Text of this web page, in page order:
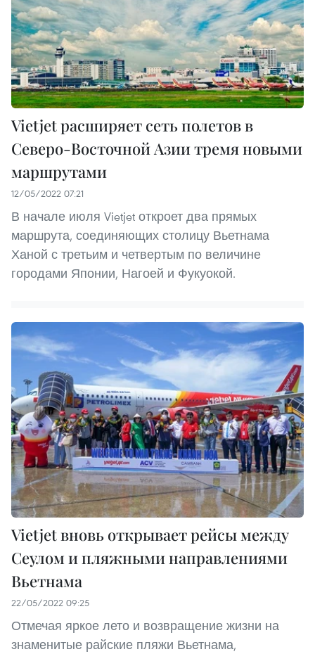
Vietjet расширяет сеть полетов в
Северо-Восточной Азии тремя новыми
маршрутами
12/05/2022 07:21
В начале июля Vietjet откроет два прямых
маршрута, соединяющих столицу Вьетнама
Ханой с третьим и четвертым по величине
городами Японии, Нагоей и Фукуокой.
Vietjet вновь открывает рейсы между
Сеулом и пляжными направлениями
Вьетнама
22/05/2022 09:25
Отмечая яркое лето и возвращение жизни на
знаменитые райские пляжи Вьетнама,